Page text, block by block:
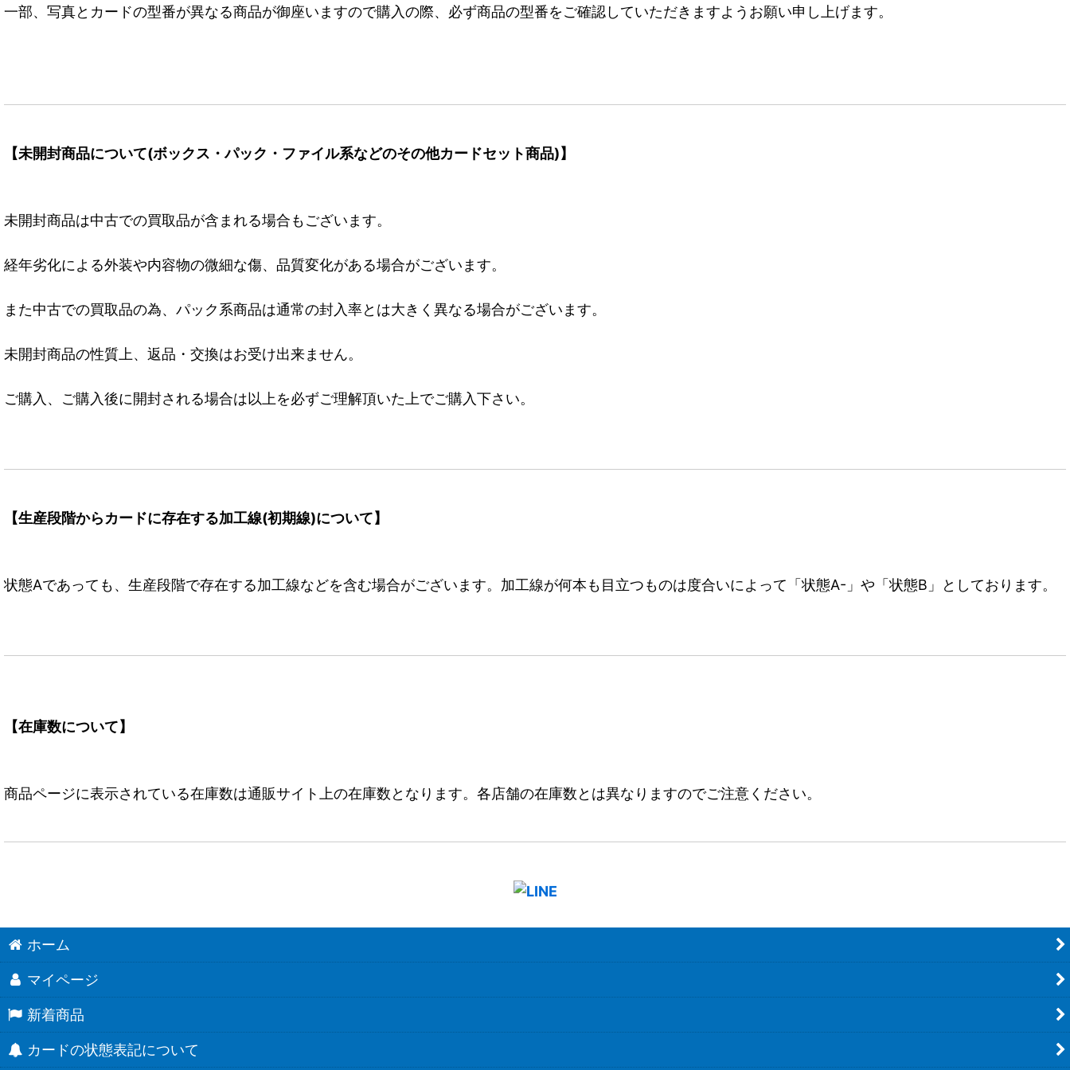
一部、写真とカードの型番が異なる商品が御座いますので購入の際、必ず商品の型番をご確認していただきますようお願い申し上げます。
【未開封商品について(ボックス・パック・ファイル系などのその他カードセット商品)】
未開封商品は中古での買取品が含まれる場合もございます。
経年劣化による外装や内容物の微細な傷、品質変化がある場合がございます。
また中古での買取品の為、パック系商品は通常の封入率とは大きく異なる場合がございます。
未開封商品の性質上、返品・交換はお受け出来ません。
ご購入、ご購入後に開封される場合は以上を必ずご理解頂いた上でご購入下さい。
【生産段階からカードに存在する加工線(初期線)について】
状態Aであっても、生産段階で存在する加工線などを含む場合がございます。加工線が何本も目立つものは度合いによって「状態A-」や「状態B」としております。
【在庫数について】
商品ページに表示されている在庫数は通販サイト上の在庫数となります。各店舗の在庫数とは異なりますのでご注意ください。
ホーム
マイページ
新着商品
カードの状態表記について